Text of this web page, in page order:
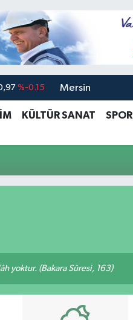
%-0.15
%0.18
%0
Mersin
KÜLTÜR SANAT SPOR
yoktur. (Bakara Sûresi, 163)